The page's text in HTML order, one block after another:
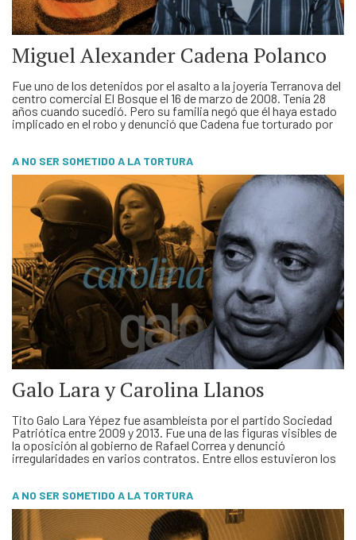
Miguel Alexander Cadena Polanco
Fue uno de los detenidos por el asalto a la joyería Terranova del
centro comercial El Bosque el 16 de marzo de 2008. Tenía 28
años cuando sucedió. Pero su familia negó que él haya estado
implicado en el robo y denunció que Cadena fue torturado por
A NO SER SOMETIDO A LA TORTURA
Galo Lara y Carolina Llanos
Tito Galo Lara Yépez fue asambleísta por el partido Sociedad
Patriótica entre 2009 y 2013. Fue una de las figuras visibles de
la oposición al gobierno de Rafael Correa y denunció
irregularidades en varios contratos. Entre ellos estuvieron los
radares chinos, el caso Vialmesa (monopolio del transporte
A NO SER SOMETIDO A LA TORTURA